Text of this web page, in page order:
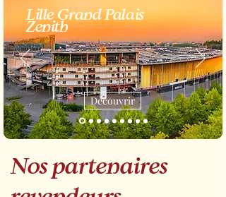
Lille Grand Palais
Zenith
Découvrir
Nos partenaires